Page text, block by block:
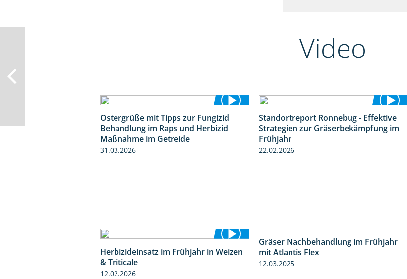
Video
1:32
Ostergrüße mit Tipps zur Fungizid
Behandlung im Raps und Herbizid
Maßnahme im Getreide
31.03.2026
4:32
Standortreport Ronnebug - Effektive
Strategien zur Gräserbekämpfung im
Frühjahr
22.02.2026
2:39
Herbizideinsatz im Frühjahr in Weizen
& Triticale
12.02.2026
Gräser Nachbehandlung im Frühjahr
mit Atlantis Flex